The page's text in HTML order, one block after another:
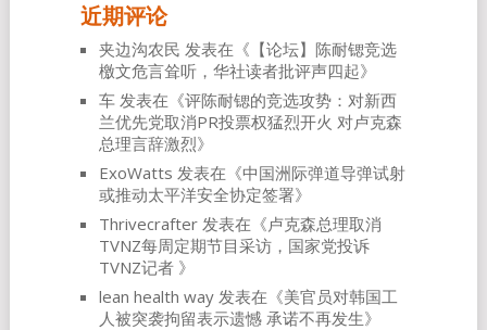
近期评论
夹边沟农民 发表在《 【论坛】陈耐锶竞选
檄文危言耸听，华社读者批评声四起》
车发表在《评陈耐锶的竞选攻势：对新西
兰优先党取消PR投票权猛烈开火 对卢克森
总理言辞激烈》
ExoWatts 发表在《中国洲际弹道导弹试射
或推动太平洋安全协定签署》
Thrivecrafter发表在《卢克森总理取消
TVNZ每周定期节目采访，国家党投诉
TVNZ记者 》
lean health way发表在《美官员对韩国工
人被突袭拘留表示遗憾 承诺不再发生》